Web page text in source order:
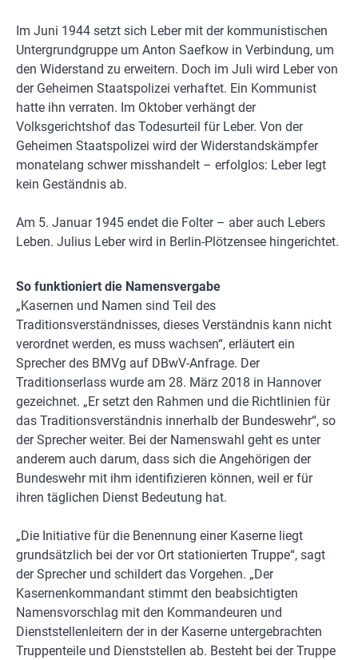
Im Juni 1944 setzt sich Leber mit der kommunistischen
Untergrundgruppe um Anton Saefkow in Verbindung, um
den Widerstand zu erweitern. Doch im Juli wird Leber von
der Geheimen Staatspolizei verhaftet. Ein Kommunist
hatte ihn verraten. Im Oktober verhängt der
Volksgerichtshof das Todesurteil für Leber. Von der
Geheimen Staatspolizei wird der Widerstandskämpfer
monatelang schwer misshandelt – erfolglos: Leber legt
kein Geständnis ab.
Am 5. Januar 1945 endet die Folter – aber auch Lebers
Leben. Julius Leber wird in Berlin-Plötzensee hingerichtet.
So funktioniert die Namensvergabe
„Kasernen und Namen sind Teil des
Traditionsverständnisses, dieses Verständnis kann nicht
verordnet werden, es muss wachsen“, erläutert ein
Sprecher des BMVg auf DBwV-Anfrage. Der
Traditionserlass wurde am 28. März 2018 in Hannover
gezeichnet. „Er setzt den Rahmen und die Richtlinien für
das Traditionsverständnis innerhalb der Bundeswehr“, so
der Sprecher weiter. Bei der Namenswahl geht es unter
anderem auch darum, dass sich die Angehörigen der
Bundeswehr mit ihm identifizieren können, weil er für
ihren täglichen Dienst Bedeutung hat.
„Die Initiative für die Benennung einer Kaserne liegt
grundsätzlich bei der vor Ort stationierten Truppe“, sagt
der Sprecher und schildert das Vorgehen. „Der
Kasernenkommandant stimmt den beabsichtigten
Namensvorschlag mit den Kommandeuren und
Dienststellenleitern der in der Kaserne untergebrachten
Truppenteile und Dienststellen ab. Besteht bei der Truppe